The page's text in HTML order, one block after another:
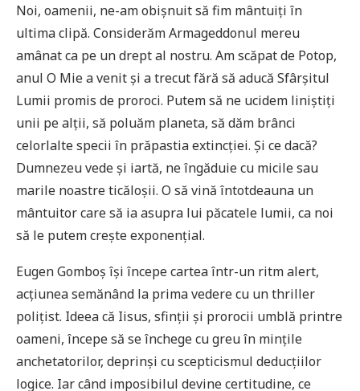
Noi, oamenii, ne-am obișnuit să fim mântuiți în
ultima clipă. Considerăm Armageddonul mereu
amânat ca pe un drept al nostru. Am scăpat de Potop,
anul O Mie a venit și a trecut fără să aducă Sfârșitul
Lumii promis de proroci. Putem să ne ucidem liniștiți
unii pe alții, să poluăm planeta, să dăm brânci
celorlalte specii în prăpastia extincției. Și ce dacă?
Dumnezeu vede și iartă, ne îngăduie cu micile sau
marile noastre ticăloșii. O să vină întotdeauna un
mântuitor care să ia asupra lui păcatele lumii, ca noi
să le putem crește exponențial.
Eugen Gomboș își începe cartea într-un ritm alert,
acțiunea semănând la prima vedere cu un thriller
polițist. Ideea că Iisus, sfinții și prorocii umblă printre
oameni, începe să se închege cu greu în mințile
anchetatorilor, deprinși cu scepticismul deducțiilor
logice. Iar când imposibilul devine certitudine, ce